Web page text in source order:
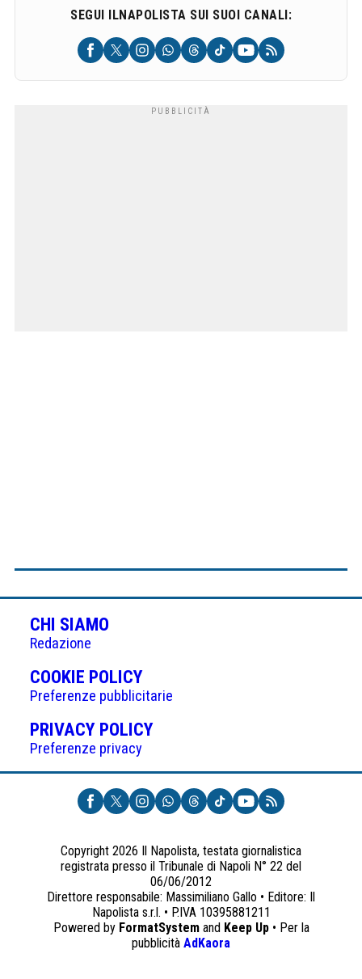
SEGUI ILNAPOLISTA SUI SUOI CANALI:
CHI SIAMO
Redazione
COOKIE POLICY(APRE
IN
UNA
NUOVA
Preferenze pubblicitarie
PRIVACY POLICY(APRE
UNA
NUOVA
SCHEDA)
Preferenze privacy
Copyright 2026 Il Napolista, testata giornalistica
registrata presso il Tribunale di Napoli N° 22 del
06/06/2012
Direttore responsabile: Massimiliano Gallo • Editore: Il
Napolista s.r.l. • P.IVA 10395881211
Powered by FormatSystemand Keep Up• Per la
pubblicità AdKaora